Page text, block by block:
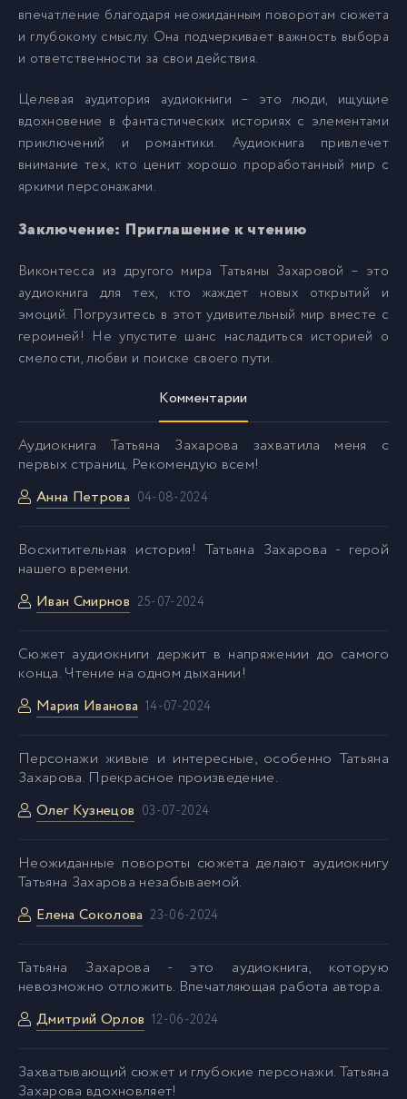
22 022
23
24 024
впечатление благодаря неожиданным поворотам сюжета
и глубокому смыслу. Она подчеркивает важность выбора
и ответственности за свои действия.
Целевая аудитория аудиокниги – это люди, ищущие
вдохновение в фантастических историях с элементами
приключений и романтики. Аудиокнига привлечет
внимание тех, кто ценит хорошо проработанный мир с
яркими персонажами.
Заключение: Приглашение к чтению
Виконтесса из другого мира Татьяны Захаровой – это
аудиокнига для тех, кто жаждет новых открытий и
эмоций. Погрузитесь в этот удивительный мир вместе с
героиней! Не упустите шанс насладиться историей о
смелости, любви и поиске своего пути.
Комментарии
Аудиокнига Татьяна Захарова захватила меня с
первых страниц. Рекомендую всем!
Анна Петрова 04-08-2024
Восхитительная история! Татьяна Захарова - герой
нашего времени.
Иван Смирнов 25-07-2024
Сюжет аудиокниги держит в напряжении до самого
конца. Чтение на одном дыхании!
Мария Иванова 14-07-2024
Персонажи живые и интересные, особенно Татьяна
Захарова. Прекрасное произведение.
Олег Кузнецов 03-07-2024
Неожиданные повороты сюжета делают аудиокнигу
Татьяна Захарова незабываемой.
Елена Соколова 23-06-2024
Татьяна Захарова - это аудиокнига, которую
невозможно отложить. Впечатляющая работа автора.
Дмитрий Орлов 12-06-2024
Захватывающий сюжет и глубокие персонажи. Татьяна
Захарова вдохновляет!